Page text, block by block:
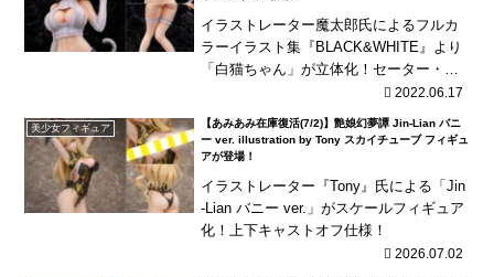
イラストレーター魔太郎氏によるフルカ
ラーイラスト集『BLACK&WHITE』より
「白猫ちゃん」が立体化！セーター・ス
カートがキャストオフ可能！ 2022.06.17
美少女フィギュア
【あみあみ在庫復活(7/2)】艶娘幻夢譚 Jin-Lian バニ
ー ver. illustration by Tony スカイチューブ フィギュ
アが登場！
イラストレーター『Tony』氏による「Jin
-Lian バニー ver.」がスケールフィギュア
化！上下キャストオフ仕様！
2026.07.02